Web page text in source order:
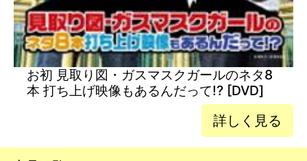
お初 見取り図・ガスマスクガールのネタ8
本 打ち上げ映像もあるんだって!? [DVD]
詳しく見る